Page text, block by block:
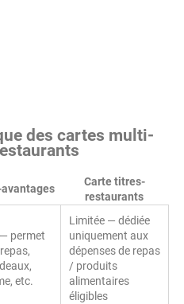
des cartes multi-
Carte titres-
restaurants
permet
etc.
Limitée — dédiée
uniquement aux
dépenses de repas
/ produits
alimentaires
éligibles